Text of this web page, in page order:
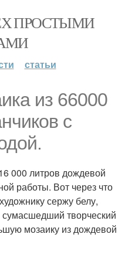
ПРОСТЫМИ
статьи
из 66000
с
000 литров дождевой
работы. Вот через что
сержу белу,
сумасшедший творческий
мозаику из дождевой